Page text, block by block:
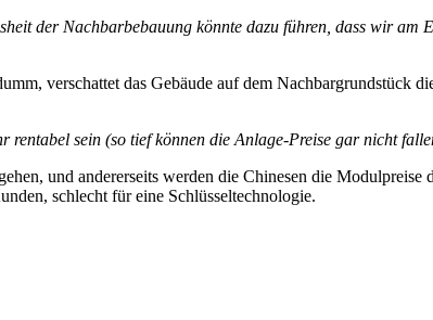
der Nachbarbebauung könnte dazu führen, dass wir am
verschattet das Gebäude auf dem Nachbargrundstück
sein (so tief können die Anlage-Preise gar nicht
und andererseits werden die Chinesen die Modulpreise
schlecht für eine Schlüsseltechnologie.